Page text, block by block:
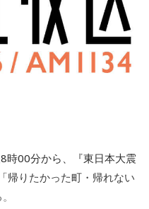
てきたSE SO NEONが、
ロックの世界へ。生前の坂
まだ無名だったSE SO
「彼女はすばらしい才能
ントラルパークで行われ
パク・ヒョンジン、そし
ギョンの3ピースで決行。
ムにヴォーカルが浮遊す
ースがすべてを包み、
の若さで亡くなるまで、石
マの制作者として、そし
を貫いた。
、彼の名曲とともに振り
時00分から、『東日本大震
帰りたかった町・帰れない